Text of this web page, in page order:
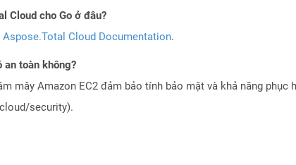
Cloud cho Go ở đâu?
Aspose.Total Cloud Documentation.
an toàn không?
mây Amazon EC2 đảm bảo tính bảo mật và khả năng
security).